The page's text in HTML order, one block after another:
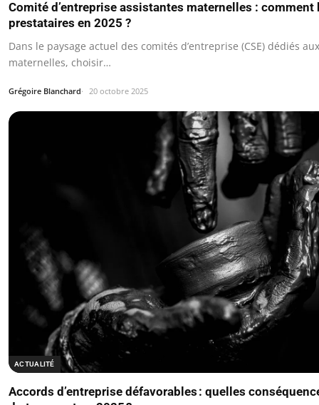
Comité d’entreprise assistantes maternelles :
prestataires en 2025 ?
Dans le paysage actuel des comités d’entreprise (CSE) dédiés
maternelles, choisir…
Grégoire Blanchard 20 octobre 2025
ACTUALITÉ
Accords d’entreprise défavorables : quelles